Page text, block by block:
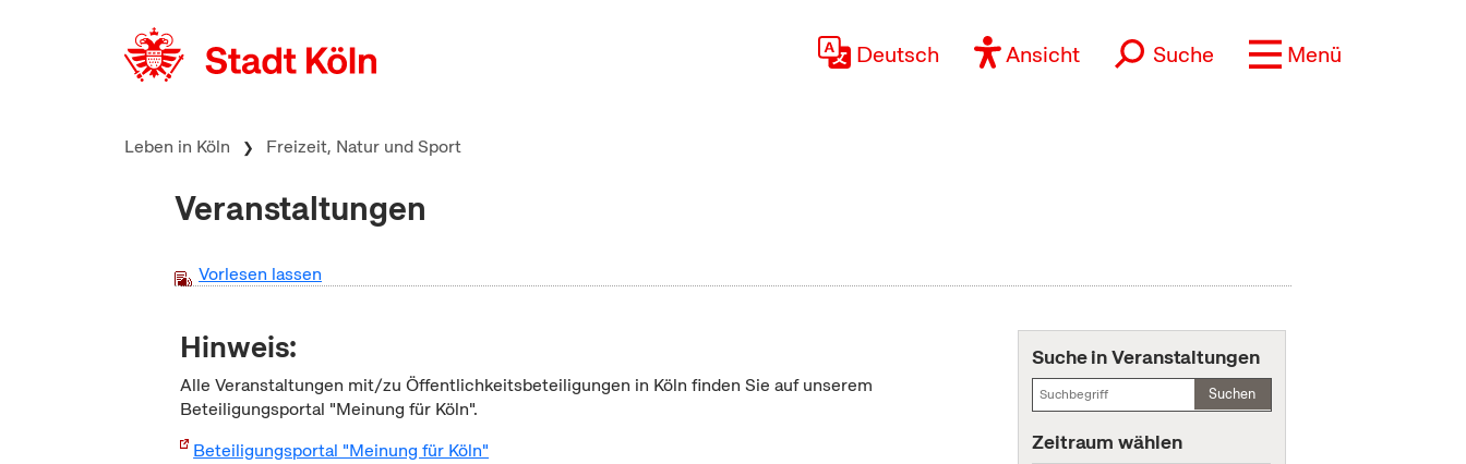
Deutsch Ansicht Suche Menü
Leben in Köln Freizeit, Natur und Sport
Veranstaltungen
Vorlesen lassen
Hinweis:
Alle Veranstaltungen mit/zu Öffentlichkeitsbeteiligungen in Köln finden Sie auf unserem
Beteiligungsportal "Meinung für Köln".
Beteiligungsportal "Meinung für Köln"
Suche in Veranstaltungen
Suchen
Zeitraum wählen